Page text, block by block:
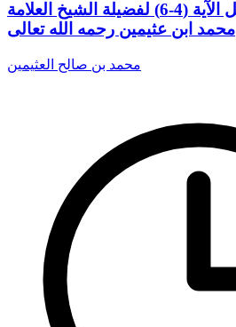
تفسير سورة النمل الآية (4-6) لفضيلة الشيخ العلامة
محمد ابن عثيمين رحمه الله تعالى
محمد بن صالح العثيمين